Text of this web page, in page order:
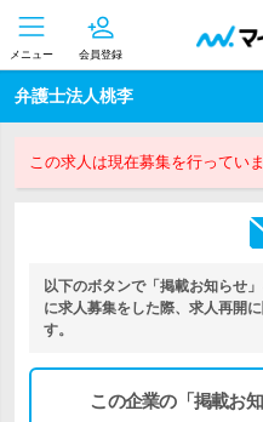
メニュー 会員登録
弁護士法人桃李
この求人は現在募集を行っていま
以下のボタンで「掲載お知らせ
に求人募集をした際、求人再開
す。
この企業の「掲載お